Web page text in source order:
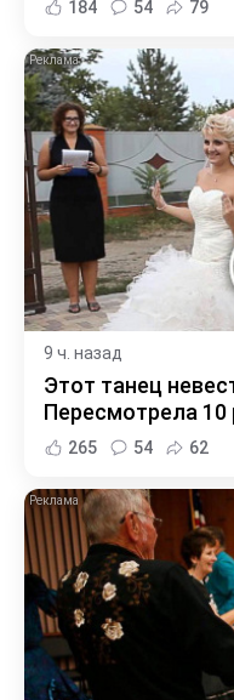
184 54 79
9 ч. назад
Этот танец
Пересмотрела 10
265 54 62